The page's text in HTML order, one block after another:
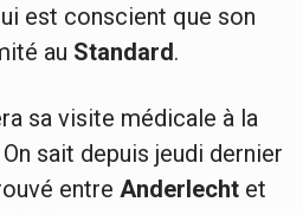
est conscient que son
au Standard.
sa visite médicale à la
sait depuis jeudi dernier
entre Anderlecht et